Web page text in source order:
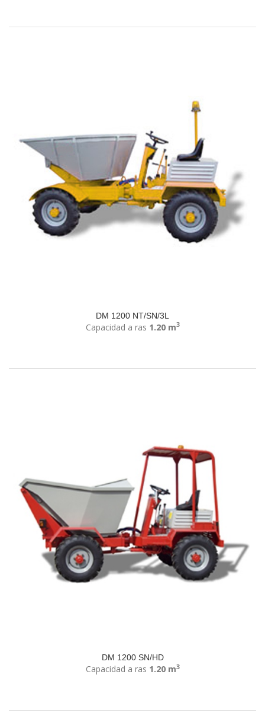
DM 1200 NT/SN/3L
Capacidad a ras 1.20 m3
DM 1200 SN/HD
Capacidad a ras 1.20 m3